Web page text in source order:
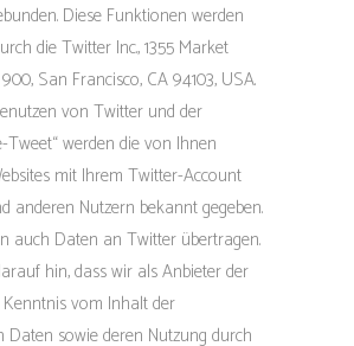
Diese Funktionen werden
die Twitter Inc., 1355 Market
San Francisco, CA 94103, USA.
von Twitter und der
Tweet“ werden die von Ihnen
mit Ihrem Twitter-Account
anderen Nutzern bekannt gegeben.
auch Daten an Twitter übertragen.
hin, dass wir als Anbieter der
vom Inhalt der
Daten sowie deren Nutzung durch